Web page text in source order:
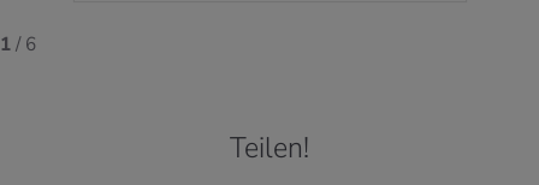
1/ 6
Teilen!